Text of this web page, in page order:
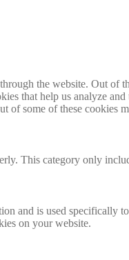
the website. Out of
that help us analyze
of some of these cookies
This category only
and is used specifically
on your website.